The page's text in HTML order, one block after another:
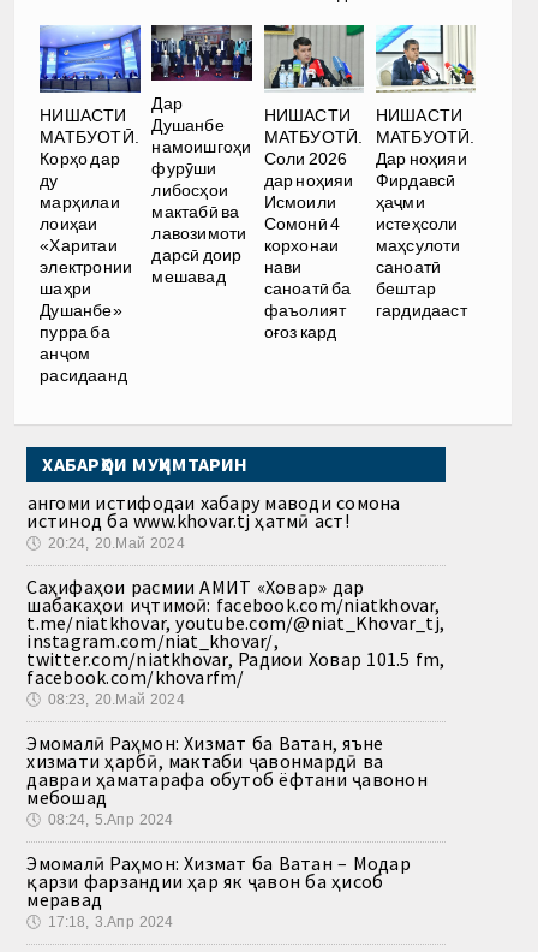
НИШАСТИ
МАТБУОТӢ.
Корҳо дар
ду
марҳилаи
лоиҳаи
«Харитаи
электронии
шаҳри
Душанбе»
пурра ба
анҷом
расидаанд
Дар
Душанбе
намоишгоҳи
фурӯши
либосҳои
мактабӣ ва
лавозимоти
дарсӣ доир
мешавад
НИШАСТИ
МАТБУОТӢ.
Соли 2026
дар ноҳияи
Исмоили
Сомонӣ 4
корхонаи
нави
саноатӣ ба
фаъолият
оғоз кард
НИШАСТИ
МАТБУОТӢ.
Дар ноҳияи
Фирдавсӣ
ҳаҷми
истеҳсоли
маҳсулоти
саноатӣ
бештар
гардидааст
ХАБАРҲОИ МУҲИМТАРИН
Ҳангоми истифодаи хабару маводи сомона
истинод ба www.khovar.tj ҳатмӣ аст!
🕔 20:24, 20.Май 2024
Саҳифаҳои расмии АМИТ «Ховар» дар
шабакаҳои иҷтимоӣ: facebook.com/niatkhovar,
t.me/niatkhovar, youtube.com/@niat_Khovar_tj,
instagram.com/niat_khovar/,
twitter.com/niatkhovar, Радиои Ховар 101.5 fm,
facebook.com/khovarfm/
🕔 08:23, 20.Май 2024
Эмомалӣ Раҳмон: Хизмат ба Ватан, яъне
хизмати ҳарбӣ, мактаби ҷавонмардӣ ва
давраи ҳаматарафа обутоб ёфтани ҷавонон
мебошад
🕔 08:24, 5.Апр 2024
Эмомалӣ Раҳмон: Хизмат ба Ватан – Модар
қарзи фарзандии ҳар як ҷавон ба ҳисоб
меравад
🕔 17:18, 3.Апр 2024